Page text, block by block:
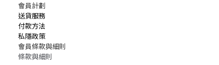
會員計劃
送貨服務
付款方法
私隱政策
會員條款與細則
條款與細則